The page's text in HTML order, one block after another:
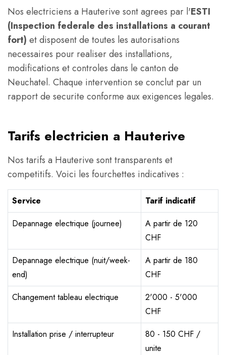
Nos electriciens a Hauterive sont agrees par l'ESTI
(Inspection federale des installations a courant
fort) et disposent de toutes les autorisations
necessaires pour realiser des installations,
modifications et controles dans le canton de
Neuchatel. Chaque intervention se conclut par un
rapport de securite conforme aux exigences legales.
Tarifs electricien a Hauterive
Nos tarifs a Hauterive sont transparents et
competitifs. Voici les fourchettes indicatives :
Service
Tarif indicatif
Depannage electrique (journee)
A partir de 120
CHF
Depannage electrique (nuit/week-
end)
A partir de 180
CHF
Changement tableau electrique
2'000 - 5'000
CHF
Installation prise / interrupteur
80 - 150 CHF /
unite